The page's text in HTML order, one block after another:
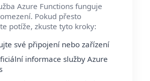
Azure Functions funguje
Pokud přesto
potíže, zkuste tyto kroky:
své připojení nebo zařízení
informace služby Azure